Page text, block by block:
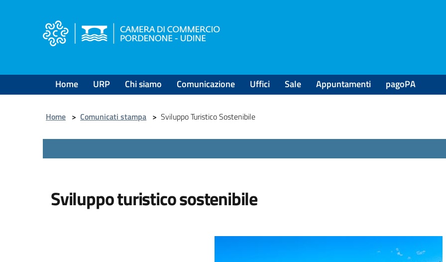
Home URP Chi siamo Comunicazione Uffici Sale Appuntamenti pagoPA
Home > Comunicati stampa > Sviluppo Turistico Sostenibile
Sviluppo turistico sostenibile